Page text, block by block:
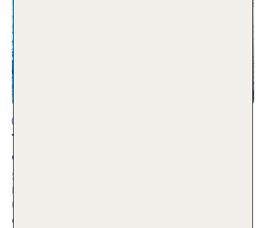
TUI Love & Travel Studie: Das bewegt
deutsche Paare im Urlaub
30.01.2026
Die TUI Love & Travel Studie zeigt, was deutsche Paare im
Urlaub wirklich bewegt: gemeinsame Vorlieben, klare Nogos
und gegenseitiges Vertrauen. Urlaub ist für viele Paare mehr